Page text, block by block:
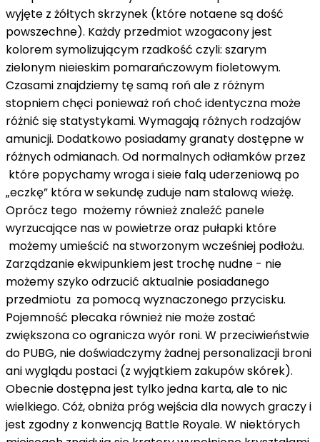
wyjęte z żółtych skrzynek (które notaene są dość
powszechne). Każdy przedmiot wzogacony jest
kolorem symolizującym rzadkość czyli: szarym
zielonym nieieskim pomarańczowym fioletowym.
Czasami znajdziemy tę samą roń ale z różnym
stopniem chęci ponieważ roń choć identyczna może
różnić się statystykami. Wymagają różnych rodzajów
amunicji. Dodatkowo posiadamy granaty dostępne w
różnych odmianach. Od normalnych odłamków przez
które popychamy wroga i sieie falą uderzeniową po
„eczkę” która w sekundę zuduje nam stalową wieżę.
Oprócz tego możemy również znaleźć panele
wyrzucające nas w powietrze oraz pułapki które
możemy umieścić na stworzonym wcześniej podłożu.
Zarządzanie ekwipunkiem jest trochę nudne - nie
możemy szyko odrzucić aktualnie posiadanego
przedmiotu za pomocą wyznaczonego przycisku.
Pojemność plecaka również nie może zostać
zwiększona co ogranicza wyór roni. W przeciwieństwie
do PUBG, nie doświadczymy żadnej personalizacji broni
ani wyglądu postaci (z wyjątkiem zakupów skórek).
Obecnie dostępna jest tylko jedna karta, ale to nic
wielkiego. Cóż, obniża próg wejścia dla nowych graczy i
jest zgodny z konwencją Battle Royale. W niektórych